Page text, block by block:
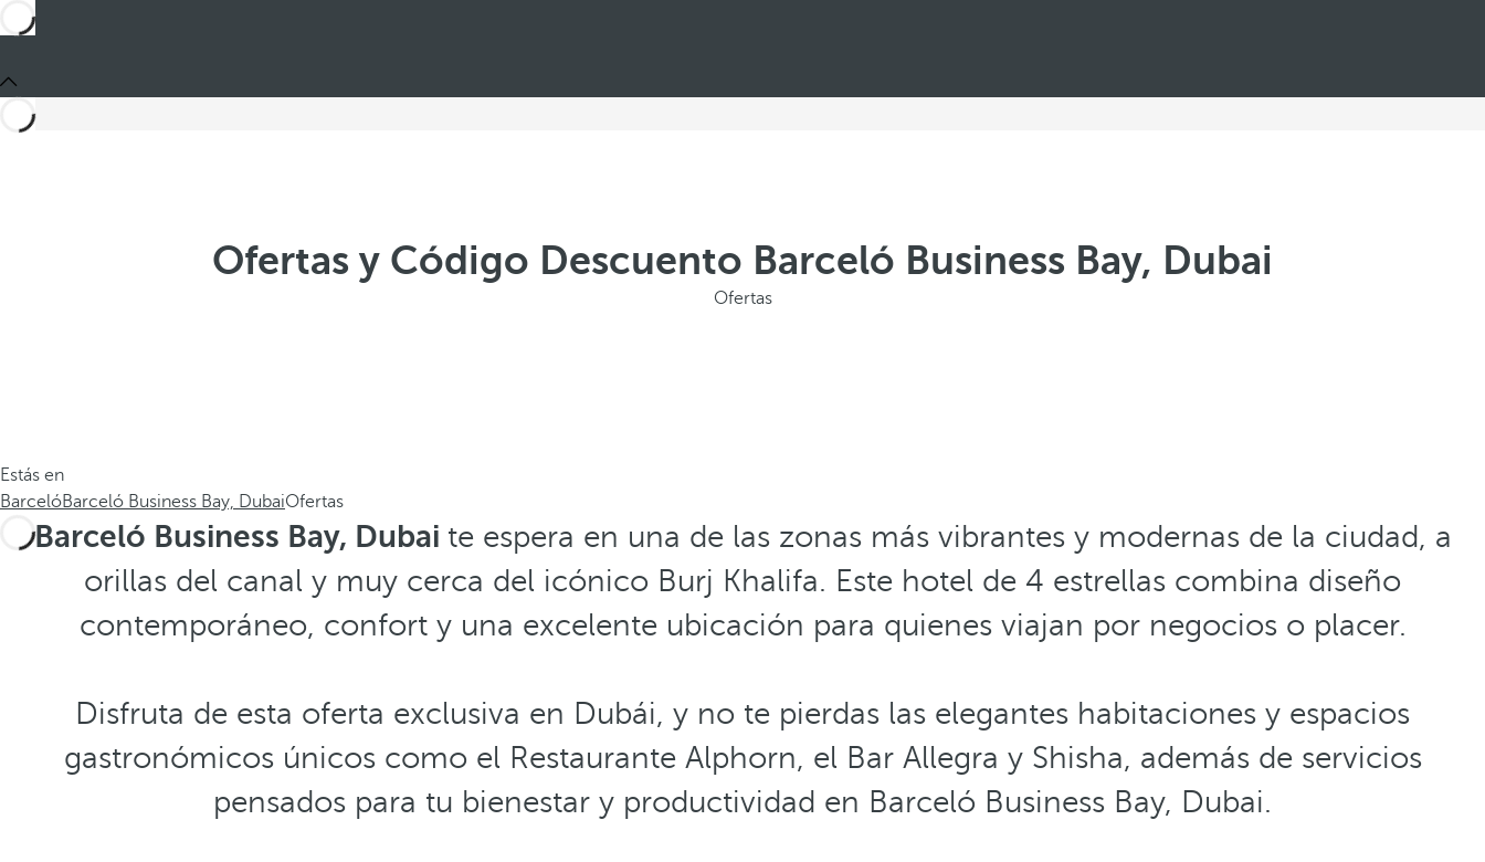
Ofertas y Código Descuento Barceló Business Bay, Dubai
Ofertas
Estás en
BarcelóBarceló Business Bay, DubaiOfertas
Barceló Business Bay, Dubai te espera en una de las zonas más vibrantes y modernas de la ciudad, a
orillas del canal y muy cerca del icónico Burj Khalifa. Este hotel de 4 estrellas combina diseño
contemporáneo, confort y una excelente ubicación para quienes viajan por negocios o placer.
Disfruta de esta oferta exclusiva en Dubái, y no te pierdas las elegantes habitaciones y espacios
gastronómicos únicos como el Restaurante Alphorn, el Bar Allegra y Shisha, además de servicios
pensados para tu bienestar y productividad en Barceló Business Bay, Dubai.